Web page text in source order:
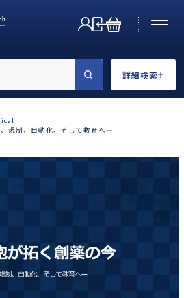
詳細検索
規制、自動化、そして教育へ―